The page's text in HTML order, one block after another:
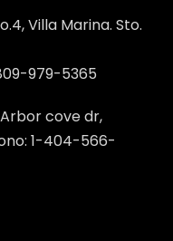
Villa Marina. Sto.
979-5365
cove dr,
1-404-566-